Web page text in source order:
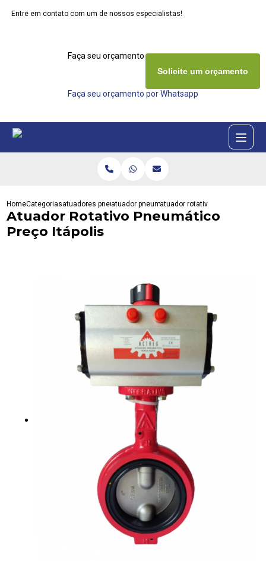
Entre em contato com um de nossos especialistas!
Faça seu orçamento agora mesmo
Faça seu orçamento por Whatsapp
Solicite um orçamento
HomeCategoriasatuadores pneumaticosatuador pneumatico de dupla acao
atuador rotativo pneumatico
Atuador Rotativo Pneumático
Preço Itápolis